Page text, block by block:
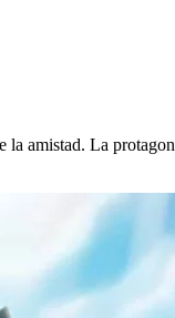
amistad. La